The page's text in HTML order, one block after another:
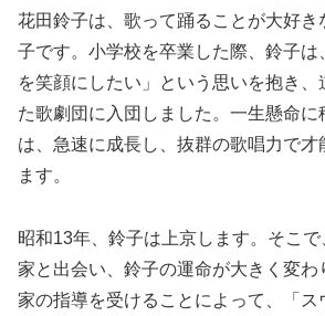
花田鈴子は、歌って踊ることが大好き
子です。小学校を卒業した際、鈴子は
を笑顔にしたい」という思いを抱き、
た歌劇団に入団しました。一生懸命に
は、急速に成長し、抜群の歌唱力で才
ます。
昭和13年、鈴子は上京します。そこ
家と出会い、鈴子の運命が大きく変わ
家の指導を受けることによって、「ス